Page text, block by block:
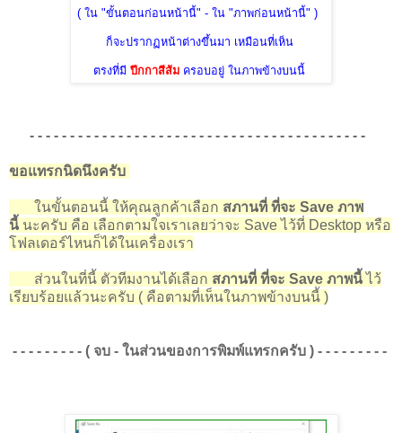
( ใน "ขั้นตอนก่อนหน้านี้" - ใน "ภาพก่อนหน้านี้" )
ก็จะปรากฏหน้าต่างขึ้นมา เหมือนที่เห็น
ตรงที่มี ปีกกาสีส้ม ครอบอยู่ ในภาพข้างบนนี้
- - - - - - - - - - - - - - - - - - - - - - - - - - - - - - - - - - - - - - - - - -
ขอแทรกนิดนึงครับ
ในขั้นตอนนี้ ให้คุณลูกค้าเลือก สภานที่ ที่จะ Save ภาพ
นี้ นะครับ คือ เลือกตามใจเราเลยว่าจะ Save ไว้ที่ Desktop หรือ
โฟลเดอร์ไหนก็ได้ในเครื่องเรา
ส่วนในที่นี้ ตัวทีมงานได้เลือก สภานที่ ที่จะ Save ภาพนี้ไว้
เรียบร้อยแล้วนะครับ ( คือตามที่เห็นในภาพข้างบนนี้ )
- - - - - - - - - ( จบ - ในส่วนของการพิมพ์แทรกครับ ) - - - - - - - - -